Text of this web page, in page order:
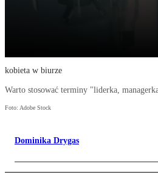
kobieta w biurze
Warto stosować terminy "liderka,
Foto: Adobe Stock
Dominika Drygas